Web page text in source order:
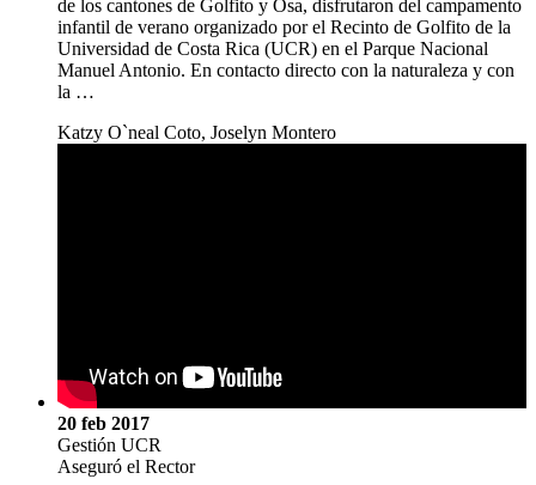
de los cantones de Golfito y Osa, disfrutaron del campamento
infantil de verano organizado por el Recinto de Golfito de la
Universidad de Costa Rica (UCR) en el Parque Nacional
Manuel Antonio. En contacto directo con la naturaleza y con
la …
Katzy O`neal Coto, Joselyn Montero
20 feb 2017
Gestión UCR
Aseguró el Rector